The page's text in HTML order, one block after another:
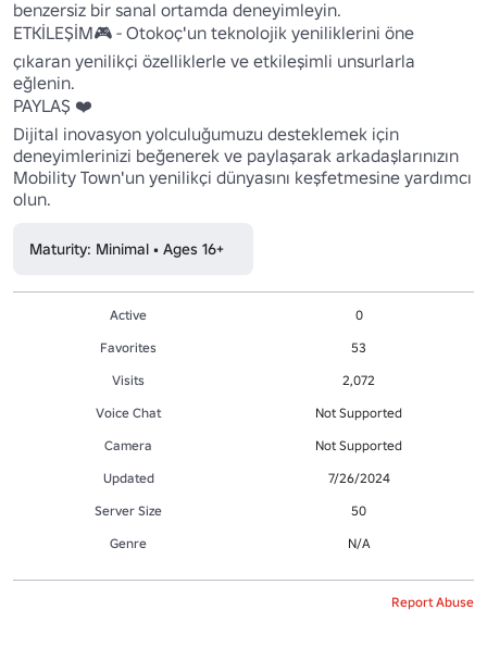
benzersiz bir sanal ortamda deneyimleyin.
ETKİLEŞİM🎮 - Otokoç'un teknolojik yeniliklerini öne
çıkaran yenilikçi özelliklerle ve etkileşimli unsurlarla
eğlenin.
PAYLAŞ ❤️
Dijital inovasyon yolculuğumuzu desteklemek için
deneyimlerinizi beğenerek ve paylaşarak arkadaşlarınızın
Mobility Town'un yenilikçi dünyasını keşfetmesine yardımcı
olun.
Maturity: Minimal • Ages 16+
Active
0
Favorites
53
Visits
2,072
Voice Chat
Not Supported
Camera
Not Supported
Updated
7/26/2024
Server Size
50
Genre
N/A
Report Abuse